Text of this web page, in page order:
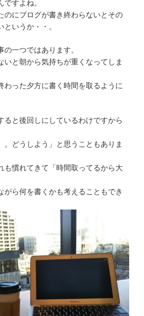
すよね。
のにブログが書き終わらないとその
というか・・。
一つではあります。
いと朝から気持ちが重くなってしま
わった夕方に書く時間を取るように
ると後回しにしているわけですから
。どうしよう」と思うこともありま
も慣れてきて「時間取ってるから大
がら何を書くかも考えることもでき